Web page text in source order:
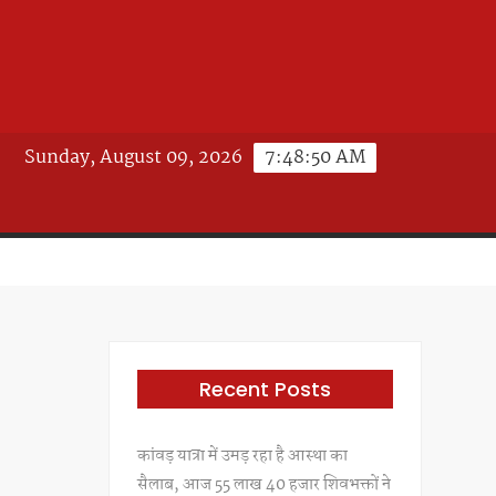
7:48:52 AM
Sunday, August 09, 2026
Recent Posts
कांवड़ यात्रा में उमड़ रहा है आस्था का
सैलाब, आज 55 लाख 40 हजार शिवभक्तों ने